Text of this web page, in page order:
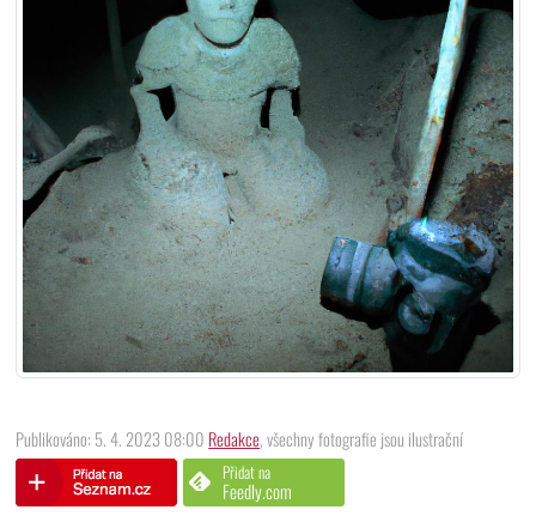
Publikováno: 5. 4. 2023 08:00 Redakce, všechny fotografie jsou ilustrační
Přidat na
Feedly.com